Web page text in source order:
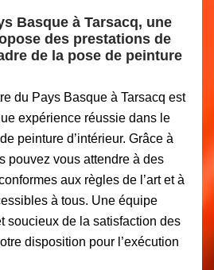
Basque à Tarsacq, une
des prestations de
de la pose de peinture
du Pays Basque à Tarsacq est
expérience réussie dans le
peinture d’intérieur. Grâce à
pouvez vous attendre à des
aux règles de l’art et à
à tous. Une équipe
soucieux de la satisfaction des
disposition pour l’exécution